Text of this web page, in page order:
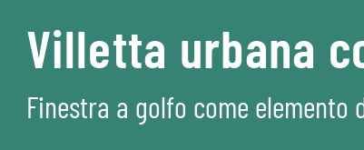
Villetta urbana
Finestra a golfo come elemento